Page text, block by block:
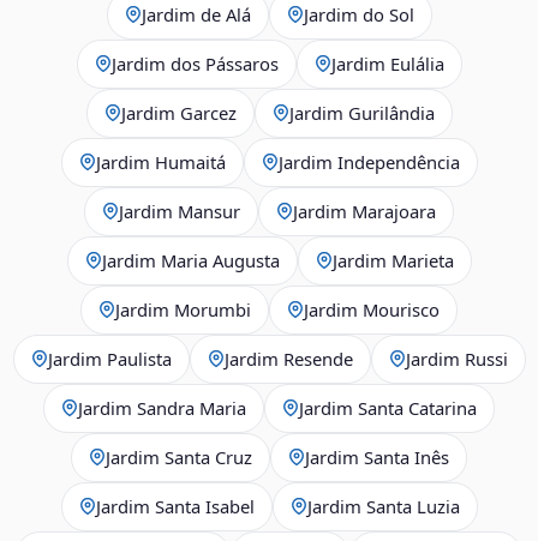
Jardim de Alá Jardim do Sol
Jardim dos Pássaros Jardim Eulália
Jardim Garcez Jardim Gurilândia
Jardim Humaitá Jardim Independência
Jardim Mansur Jardim Marajoara
Jardim Maria Augusta Jardim Marieta
Jardim Morumbi Jardim Mourisco
Jardim Paulista Jardim Resende Jardim Russi
Jardim Sandra Maria Jardim Santa Catarina
Jardim Santa Cruz Jardim Santa Inês
Jardim Santa Isabel Jardim Santa Luzia